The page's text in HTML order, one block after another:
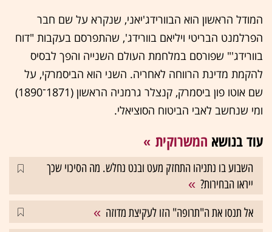
המודל הראשון הוא הבוורידג'יאני, שנקרא על שם חבר
הפרלמנט הבריטי ויליאם בוורידג', שהתפרסם בעקבות "דוח
בוורידג'" שפורסם במלחמת העולם השנייה והפך לבסיס
להקמת מדינת הרווחה לאחריה. השני הוא הביסמרקי, על
שם אוטו פון ביסמרק, קנצלר גרמניה הראשון (1871־1890)
ומי שנחשב לאבי הביטוח הסוציאלי.
עוד בנושא המשרוקית
השבוע בו נתניהו התחזק מעט ובנט נחלש. מה הסיכוי שכך
ייראו הבחירות?
אל תנסו את ה"תרופה" הזו לעקיצת מדוזה